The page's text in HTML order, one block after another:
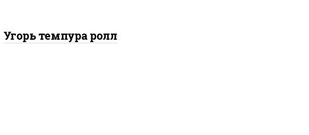
Угорь темпура ролл